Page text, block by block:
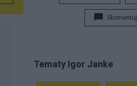
Skomentuj
Tematy Igor Janke